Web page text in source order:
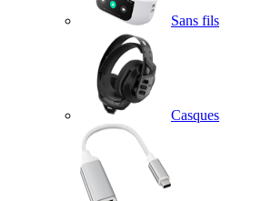
Sans fils
Casques